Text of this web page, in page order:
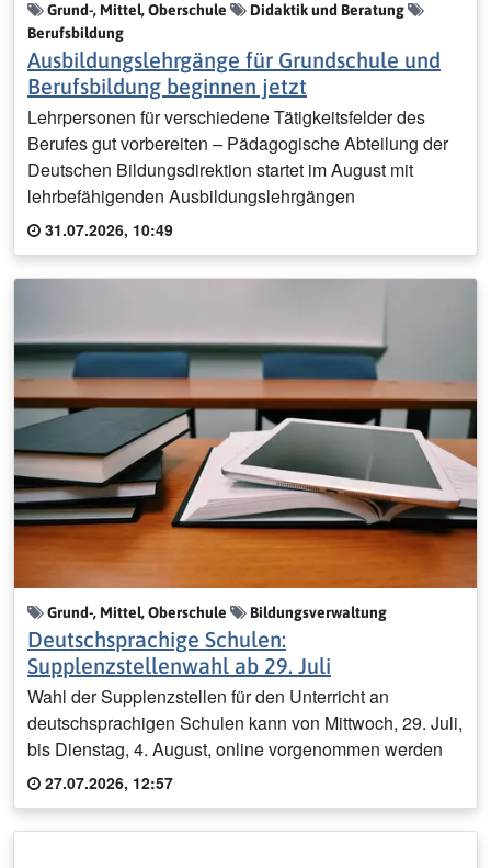
Grund-, Mittel, Oberschule
Didaktik und Beratung
Berufsbildung
Ausbildungslehrgänge für Grundschule und
Berufsbildung beginnen jetzt
Lehrpersonen für verschiedene Tätigkeitsfelder des
Berufes gut vorbereiten – Pädagogische Abteilung der
Deutschen Bildungsdirektion startet im August mit
lehrbefähigenden Ausbildungslehrgängen
31.07.2026, 10:49
Grund-, Mittel, Oberschule Bildungsverwaltung
Deutschsprachige Schulen:
Supplenzstellenwahl ab 29. Juli
Wahl der Supplenzstellen für den Unterricht an
deutschsprachigen Schulen kann von Mittwoch, 29. Juli,
bis Dienstag, 4. August, online vorgenommen werden
27.07.2026, 12:57